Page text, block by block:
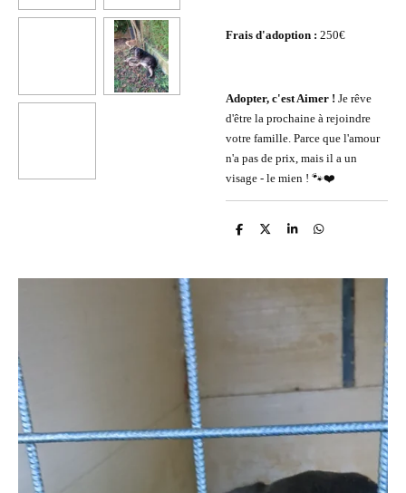
Frais d'adoption : 250€
Adopter, c'est Aimer ! Je rêve
d'être la prochaine à rejoindre
votre famille. Parce que l'amour
n'a pas de prix, mais il a un
visage - le mien ! 🐾❤️
P
a
P
a
P
a
P
a